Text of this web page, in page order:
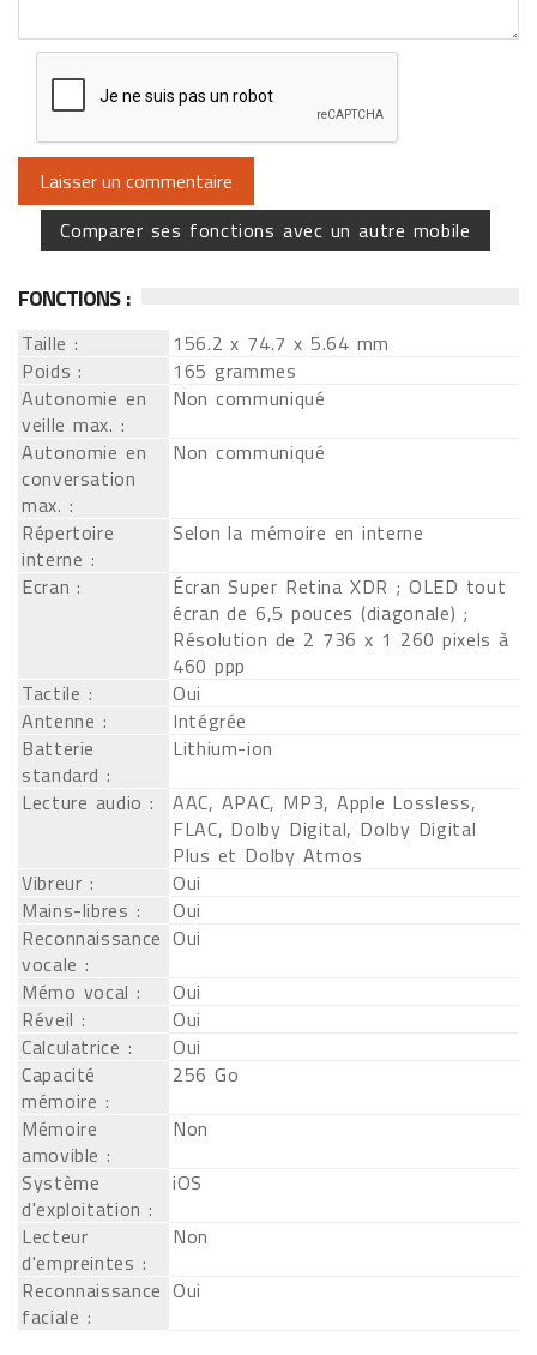
Comparer ses fonctions avec un autre mobile
FONCTIONS :
Taille :
156.2 x 74.7 x 5.64 mm
Poids :
165 grammes
Autonomie en
veille max. :
Non communiqué
Autonomie en
conversation
max. :
Non communiqué
Répertoire
interne :
Selon la mémoire en interne
Ecran :
Écran Super Retina XDR ; OLED tout
écran de 6,5 pouces (diagonale) ;
Résolution de 2 736 x 1 260 pixels à
460 ppp
Tactile :
Oui
Antenne :
Intégrée
Batterie
standard :
Lithium-ion
Lecture audio :
AAC, APAC, MP3, Apple Lossless,
FLAC, Dolby Digital, Dolby Digital
Plus et Dolby Atmos
Vibreur :
Oui
Mains-libres :
Oui
Reconnaissance
vocale :
Oui
Mémo vocal :
Oui
Réveil :
Oui
Calculatrice :
Oui
Capacité
mémoire :
256 Go
Mémoire
amovible :
Non
Système
d'exploitation :
iOS
Lecteur
d'empreintes :
Non
Reconnaissance
faciale :
Oui